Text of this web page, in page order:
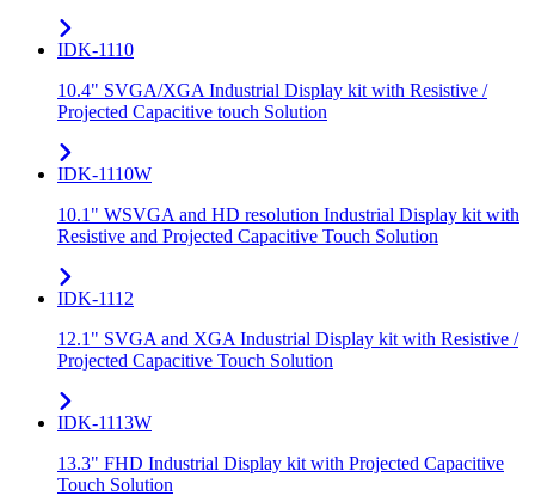
IDK-1110
10.4" SVGA/XGA Industrial Display kit with Resistive /
Projected Capacitive touch Solution
IDK-1110W
10.1" WSVGA and HD resolution Industrial Display kit with
Resistive and Projected Capacitive Touch Solution
IDK-1112
12.1" SVGA and XGA Industrial Display kit with Resistive /
Projected Capacitive Touch Solution
IDK-1113W
13.3" FHD Industrial Display kit with Projected Capacitive
Touch Solution